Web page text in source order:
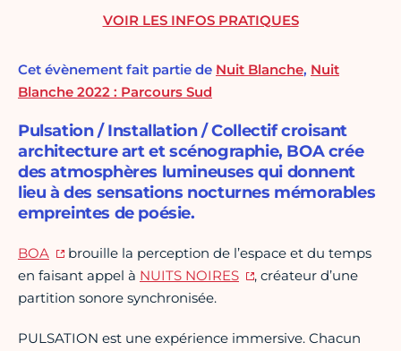
Cet évènement fait partie de Nuit Blanche, Nuit
Blanche 2022 : Parcours Sud
Pulsation / Installation / Collectif croisant
architecture art et scénographie, BOA crée
des atmosphères lumineuses qui donnent
lieu à des sensations nocturnes mémorables
empreintes de poésie.
BOA
brouille la perception de l’espace et du temps
en faisant appel à NUITS NOIRES
, créateur d’une
partition sonore synchronisée.
PULSATION est une expérience immersive. Chacun
VOIR LES INFOS PRATIQUES